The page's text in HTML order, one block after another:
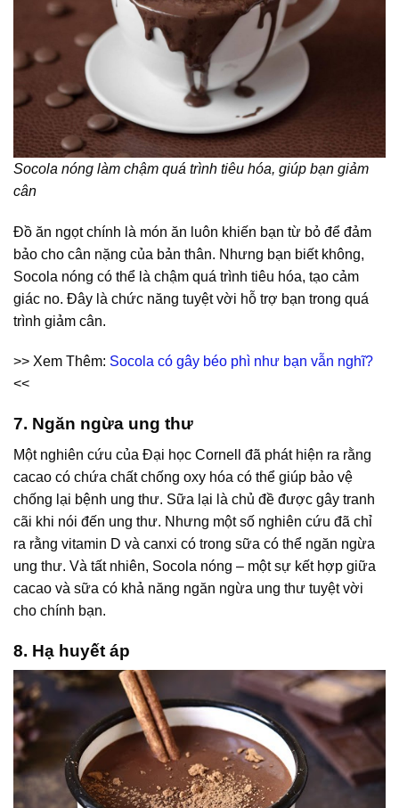
Socola nóng làm chậm quá trình tiêu hóa, giúp bạn giảm
cân
Đồ ăn ngọt chính là món ăn luôn khiến bạn từ bỏ để đảm
bảo cho cân nặng của bản thân. Nhưng bạn biết không,
Socola nóng có thể là chậm quá trình tiêu hóa, tạo cảm
giác no. Đây là chức năng tuyệt vời hỗ trợ bạn trong quá
trình giảm cân.
>> Xem Thêm: Socola có gây béo phì như bạn vẫn nghĩ?
<<
7. Ngăn ngừa ung thư
Một nghiên cứu của Đại học Cornell đã phát hiện ra rằng
cacao có chứa chất chống oxy hóa có thể giúp bảo vệ
chống lại bệnh ung thư. Sữa lại là chủ đề được gây tranh
cãi khi nói đến ung thư. Nhưng một số nghiên cứu đã chỉ
ra rằng vitamin D và canxi có trong sữa có thể ngăn ngừa
ung thư. Và tất nhiên, Socola nóng – một sự kết hợp giữa
cacao và sữa có khả năng ngăn ngừa ung thư tuyệt vời
cho chính bạn.
8. Hạ huyết áp